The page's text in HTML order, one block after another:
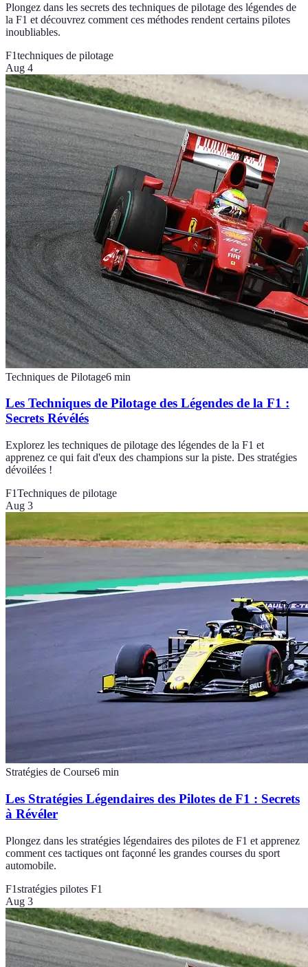
Plongez dans les secrets des techniques de pilotage des légendes de
la F1 et découvrez comment ces méthodes rendent certains pilotes
inoubliables.
F1techniques de pilotage
Aug 4
Techniques de Pilotage6 min
Les Techniques de Pilotage des Légendes de la F1 :
Secrets Révélés
Explorez les techniques de pilotage des légendes de la F1 et
apprenez ce qui fait d'eux des champions sur la piste. Des stratégies
dévoilées !
F1Techniques de pilotage
Aug 3
Stratégies de Course6 min
Les Stratégies Légendaires des Pilotes de F1 : Secrets
à Révéler
Plongez dans les stratégies légendaires des pilotes de F1 et apprenez
comment ces tactiques ont façonné les grandes courses du sport
automobile.
F1stratégies pilotes F1
Aug 3